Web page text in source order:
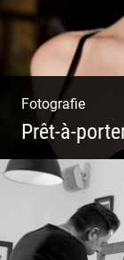
Fotografie
Prêt-à-